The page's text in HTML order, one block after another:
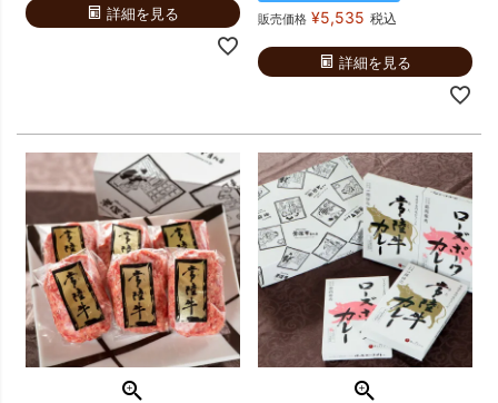
詳細を見る 販売価格 ¥5,535 税込
詳細を見る